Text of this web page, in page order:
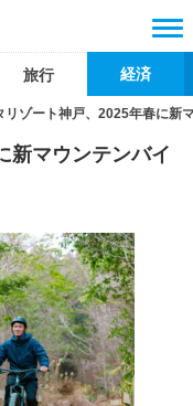
旅行 経済
リゾート神戸、2025年春に新
新マウンテンバイ